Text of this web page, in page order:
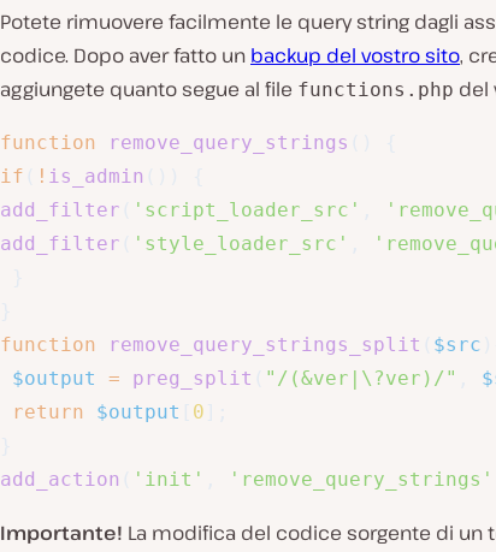
Potete rimuovere facilmente le query string dagli
codice. Dopo aver fatto un backup del vostro sito,
aggiungete quanto segue al file functions.php del
function remove_query_strings
if
! is_admin
add_filter
'script_loader_src'
add_filter
'style_loader_src'
function
remove_query_strings_split $src
$output
= preg_split "/(&ver|\?ver)/"
return
$output 0
add_action
'init' 'remove_query_strings'
Importante! La modifica del codice sorgente di un